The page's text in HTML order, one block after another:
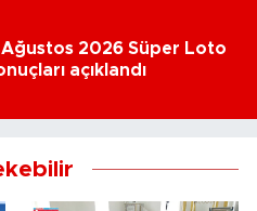
2026 Süper Loto
açıklandı